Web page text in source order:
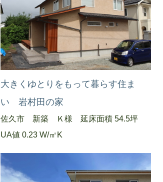
大きくゆとりをもって暮らす住ま
い 岩村田の家
佐久市 新築 Ｋ様 延床面積 54.5坪
UA値 0.23 W/㎡K